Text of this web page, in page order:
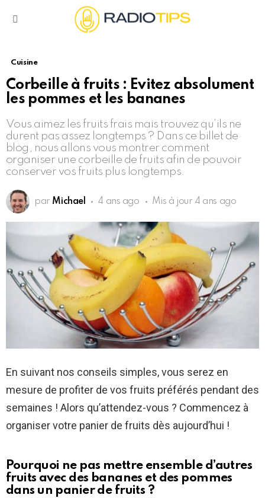
Cuisine
Corbeille à fruits : Evitez absolument
les pommes et les bananes
Vous aimez les fruits frais mais trouvez qu’ils ne
durent pas assez longtemps ? Dans ce billet de
blog, nous allons vous montrer comment
organiser une corbeille de fruits afin de pouvoir
conserver vos fruits plus longtemps.
par Michael 4 ans ago Mis à jour 4 ans ago
En suivant nos conseils simples, vous serez en
mesure de profiter de vos fruits préférés pendant des
semaines ! Alors qu’attendez-vous ? Commencez à
organiser votre panier de fruits dès aujourd’hui !
Pourquoi ne pas mettre ensemble d’autres
fruits avec des bananes et des pommes
dans un panier de fruits ?